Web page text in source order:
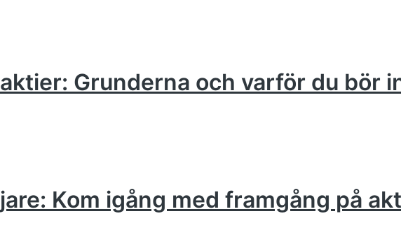
Grunderna och varför du bör
Kom igång med framgång på